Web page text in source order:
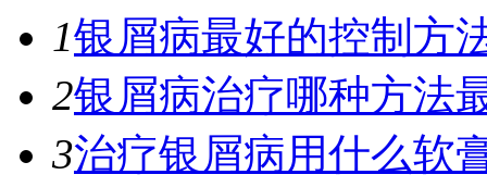
1银屑病最好的控制方
2银屑病治疗哪种方法
3治疗银屑病用什么软